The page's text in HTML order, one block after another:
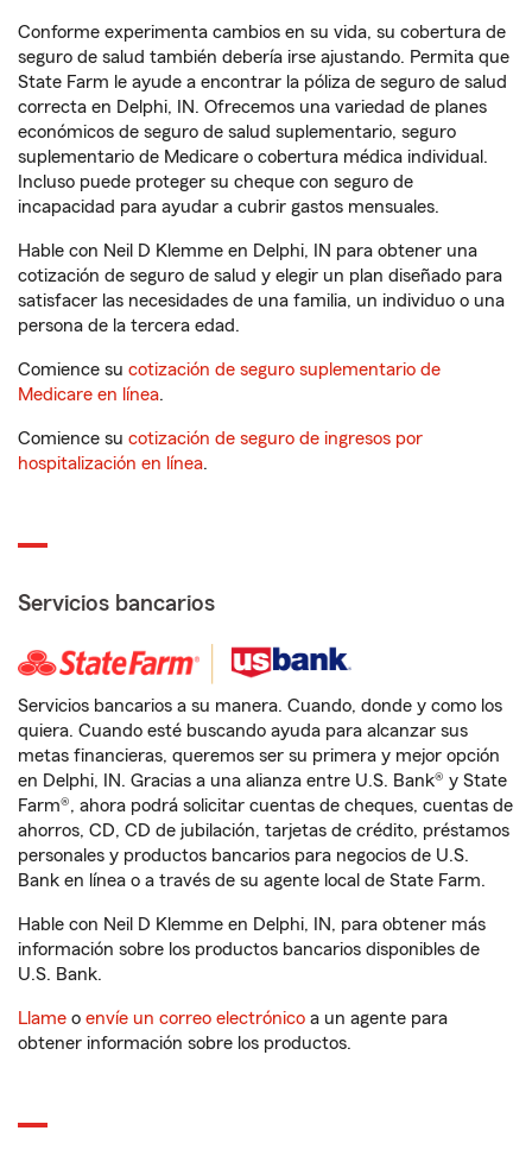
Conforme experimenta cambios en su vida, su cobertura de
seguro de salud también debería irse ajustando. Permita que
State Farm le ayude a encontrar la póliza de seguro de salud
correcta en Delphi, IN. Ofrecemos una variedad de planes
económicos de seguro de salud suplementario, seguro
suplementario de Medicare o cobertura médica individual.
Incluso puede proteger su cheque con seguro de
incapacidad para ayudar a cubrir gastos mensuales.
Hable con Neil D Klemme en Delphi, IN para obtener una
cotización de seguro de salud y elegir un plan diseñado para
satisfacer las necesidades de una familia, un individuo o una
persona de la tercera edad.
Comience su cotización de seguro suplementario de
Medicare en línea.
Comience su cotización de seguro de ingresos por
hospitalización en línea.
Servicios bancarios
Servicios bancarios a su manera. Cuando, donde y como los
quiera. Cuando esté buscando ayuda para alcanzar sus
metas financieras, queremos ser su primera y mejor opción
en Delphi, IN. Gracias a una alianza entre U.S. Bank® y State
Farm®, ahora podrá solicitar cuentas de cheques, cuentas de
ahorros, CD, CD de jubilación, tarjetas de crédito, préstamos
personales y productos bancarios para negocios de U.S.
Bank en línea o a través de su agente local de State Farm.
Hable con Neil D Klemme en Delphi, IN, para obtener más
información sobre los productos bancarios disponibles de
U.S. Bank.
Llame o envíe un correo electrónico a un agente para
obtener información sobre los productos.